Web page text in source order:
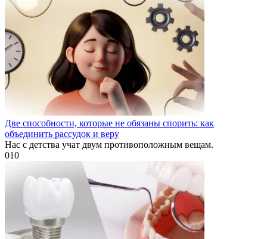
Две способности, которые не обязаны спорить: как
объединить рассудок и веру
Нас с детства учат двум противоположным вещам.
010